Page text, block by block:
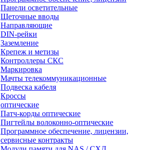
Панели осветительные
Щеточные вводы
Направляющие
DIN-рейки
Заземление
Крепеж и метизы
Контроллеры СКС
Маркировка
Мачты телекоммуникационные
Подвеска кабеля
Кроссы
оптические
Патч-корды оптические
Пигтейлы волоконно-оптические
Программное обеспечение, лицензии,
сервисные контракты